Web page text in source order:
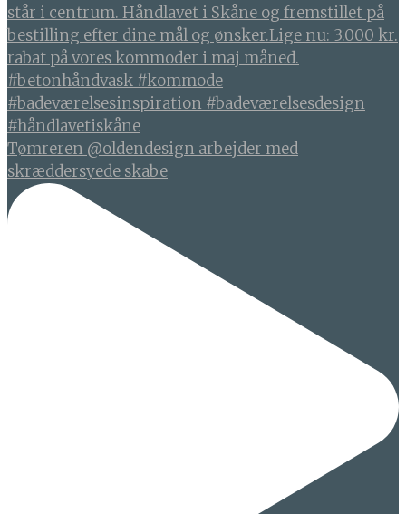
Tømreren @oldendesign arbejder med
skræddersyede skabe